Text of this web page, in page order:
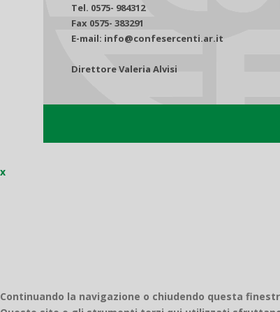
Tel. 0575- 984312
Fax 0575- 383291
E-mail: info@confesercenti.ar.it
Direttore Valeria Alvisi
x
Continuando la navigazione o chiudendo questa